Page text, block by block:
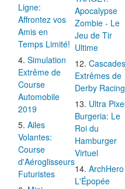
Ligne:
Affrontez vos
Amis en
Temps Limité!
Simulation
Extrême de
Course
Automobile
2019
Ailes
Volantes:
Course
d'Aéroglisseurs
Futuristes
Apocalypse
Zombie - Le
Jeu de Tir
Ultime
Cascades
Extrêmes de
Derby Racing
Ultra
Burgeria: Le
Roi du
Hamburger
Virtuel
L'Épopée